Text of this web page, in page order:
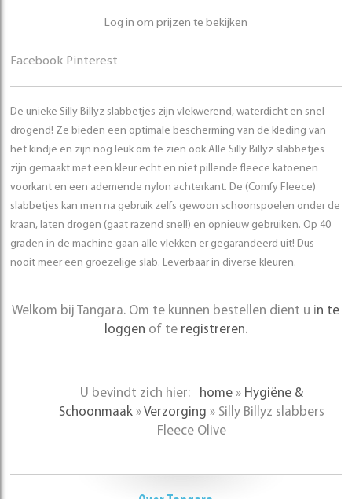
Log in om prijzen te bekijken
Facebook Pinterest
De unieke Silly Billyz slabbetjes zijn vlekwerend, waterdicht en snel
drogend! Ze bieden een optimale bescherming van de kleding van
het kindje en zijn nog leuk om te zien ook.Alle Silly Billyz slabbetjes
zijn gemaakt met een kleur echt en niet pillende fleece katoenen
voorkant en een ademende nylon achterkant. De (Comfy Fleece)
slabbetjes kan men na gebruik zelfs gewoon schoonspoelen onder de
kraan, laten drogen (gaat razend snel!) en opnieuw gebruiken. Op 40
graden in de machine gaan alle vlekken er gegarandeerd uit! Dus
nooit meer een groezelige slab. Leverbaar in diverse kleuren.
Welkom bij Tangara. Om te kunnen bestellen dient u in te
loggen of te registreren.
U bevindt zich hier: home » Hygiëne &
Schoonmaak »Verzorging » Silly Billyz slabbers
Fleece Olive